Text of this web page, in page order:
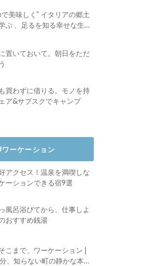
美味しく” イタリアの郷土
ぶ 、足るを知る幸せな生き
置いておいて。朝日をただ
買わずに借りる。モノを持
ア&サブスクでキャンプ
ーケーション
アクセス！温泉を満喫しな
ーションできる宿9選
風呂浴びてから、仕事しよ
おすすめ銭湯
こまで、ワーケーション |
、知らない町の静かな本屋